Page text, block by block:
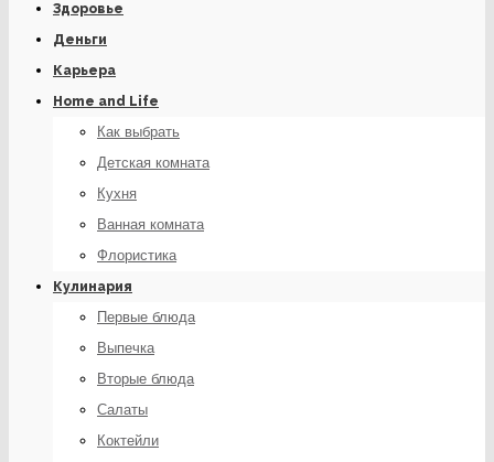
Здоровье
Деньги
Карьера
Home and Life
Как выбрать
Детская комната
Кухня
Ванная комната
Флористика
Кулинария
Первые блюда
Выпечка
Вторые блюда
Салаты
Коктейли